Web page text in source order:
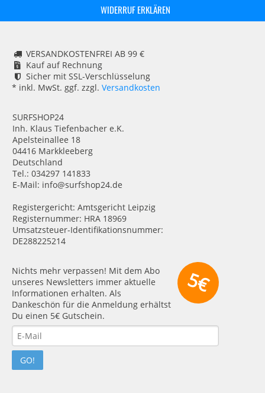
WIDERRUF ERKLÄREN
VERSANDKOSTENFREI AB 99 €
Kauf auf Rechnung
Sicher mit SSL-Verschlüsselung
* inkl. MwSt. ggf. zzgl. Versandkosten
SURFSHOP24
Inh. Klaus Tiefenbacher e.K.
Apelsteinallee 18
04416 Markkleeberg
Deutschland
Tel.: 034297 141833
E-Mail: info@surfshop24.de
Registergericht: Amtsgericht Leipzig
Registernummer: HRA 18969
Umsatzsteuer-Identifikationsnummer:
DE288225214
5€
Nichts mehr verpassen! Mit dem Abo
unseres Newsletters immer aktuelle
Informationen erhalten. Als
Dankeschön für die Anmeldung erhältst
Du einen 5€ Gutschein.
GO!